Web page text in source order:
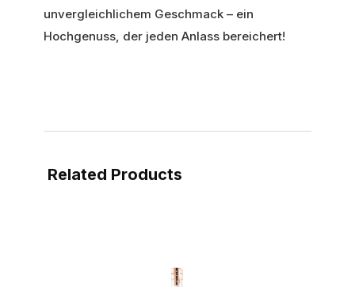
unvergleichlichem Geschmack – ein
Hochgenuss, der jeden Anlass bereichert!
Related Products